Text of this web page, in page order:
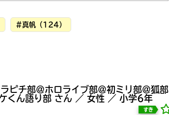
いろんな動画が
見られる
#真帆（124）
ピチ部＠ホロライブ部＠初ミリ部＠狐部
くん語り部 さん ／ 女性 ／ 小学6年
すき